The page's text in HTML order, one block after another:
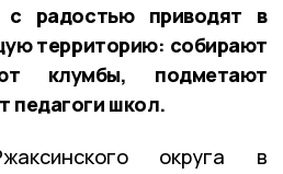
радостью приводят в
территорию: собирают
клумбы, подметают
педагоги школ.
округа в